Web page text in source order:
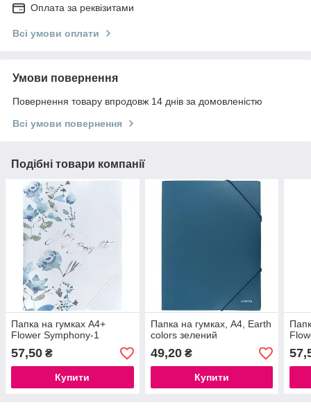
Оплата за реквізитами
Всі умови оплати
Умови повернення
Повернення товару впродовж 14 днів за домовленістю
Всі умови повернення
Подібні товари компанії
Папка на гумках А4+
Flower Symphony-1
57,50 ₴
Купити
Папка на гумках, А4, Earth
colors зелений
49,20₴
Купити